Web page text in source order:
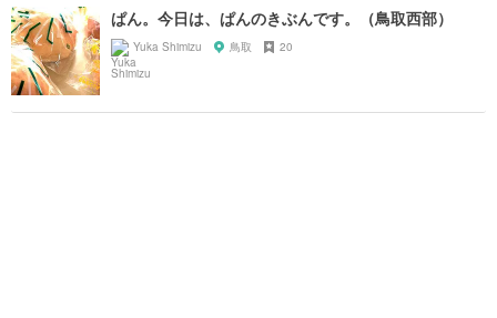
ぱん。今日は、ぱんのきぶんです。（鳥取西部）
Yuka Shimizu 鳥取 20